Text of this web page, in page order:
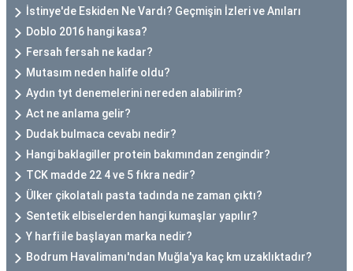
İstinye'de Eskiden Ne Vardı? Geçmişin İzleri ve Anıları
Doblo 2016 hangi kasa?
Fersah fersah ne kadar?
Mutasım neden halife oldu?
Aydın tyt denemelerini nereden alabilirim?
Act ne anlama gelir?
Dudak bulmaca cevabı nedir?
Hangi baklagiller protein bakımından zengindir?
TCK madde 22 4 ve 5 fıkra nedir?
Ülker çikolatalı pasta tadında ne zaman çıktı?
Sentetik elbiselerden hangi kumaşlar yapılır?
Y harfi ile başlayan marka nedir?
Bodrum Havalimanı'ndan Muğla'ya kaç km uzaklıktadır?